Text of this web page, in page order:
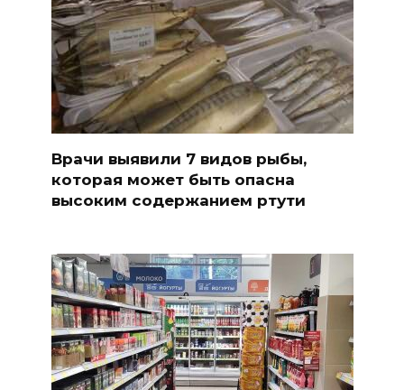
Врачи выявили 7 видов рыбы,
которая может быть опасна
высоким содержанием ртути